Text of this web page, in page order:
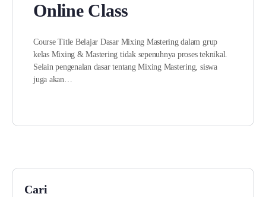
Online Class
Course Title Belajar Dasar Mixing Mastering dalam grup
kelas Mixing & Mastering tidak sepenuhnya proses teknikal.
Selain pengenalan dasar tentang Mixing Mastering, siswa
juga akan…
Cari